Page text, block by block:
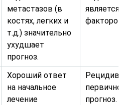
метастазов (в
костях, легких и
т.д.) значительно
ухудшает
прогноз.
является
Хороший ответ
на начальное
лечение
Рецидив
прогноз.